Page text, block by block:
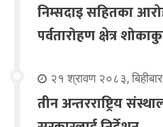
निम्सदाइ सहितका
पर्वतारोहण क्षेत्र
२१ श्रावण २०८३, बिहीबार
तीन अन्तरराष्ट्रिय